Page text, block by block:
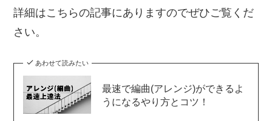
詳細はこちらの記事にありますのでぜひご覧くだ
さい。
あわせて読みたい
最速で編曲(アレンジ)ができるよ
うになるやり方とコツ！